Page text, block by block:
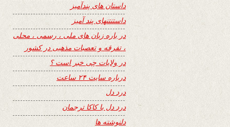
داستان های پندآمیز
داستنتنهای پند آمیز
در باره زبان های ملی ، رسمی ، محلی
، تفرقه و تعصبات مذهبی در کشور
در ولایات چی خبر است ؟
درباره سایت ۲۴ ساعت
درد دل
درد دل با کاکا ترجمان
دلنوشته ها